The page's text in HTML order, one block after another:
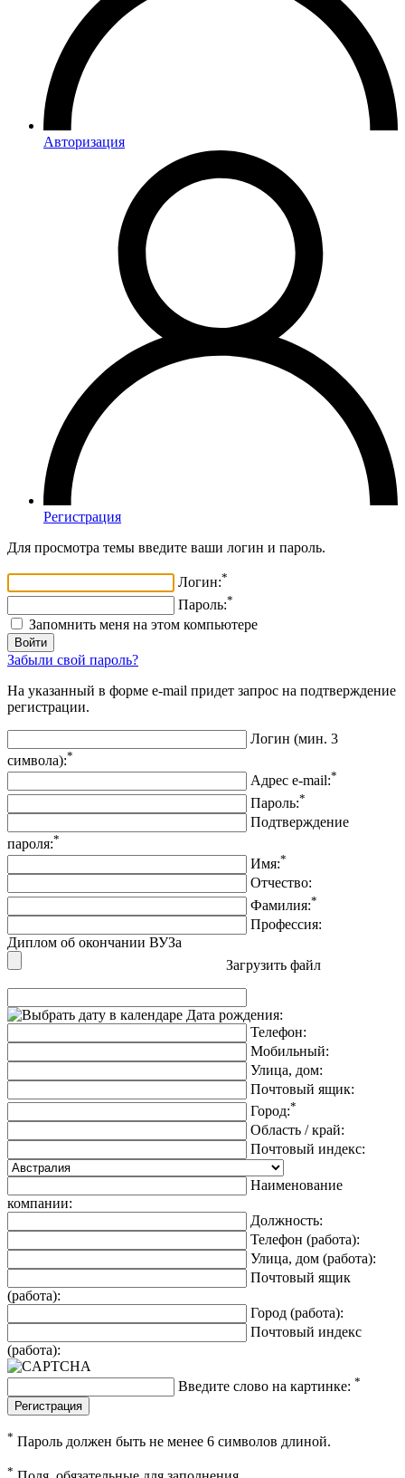
Авторизация
Регистрация
Для просмотра темы введите ваши логин и пароль.
Логин:*
Пароль:*
Запомнить меня на этом компьютере
Забыли свой пароль?
На указанный в форме e-mail придет запрос на подтверждение
регистрации.
Логин (мин. 3
символа):*
Адрес e-mail:*
Пароль:*
Подтверждение
пароля:*
Имя:*
Отчество:
Фамилия:*
Профессия:
Диплом об окончании ВУЗа
Загрузить файл
Дата рождения:
Телефон:
Мобильный:
Улица, дом:
Почтовый ящик:
Город:*
Область / край:
Почтовый индекс:
Наименование
компании:
Должность:
Телефон (работа):
Улица, дом (работа):
Почтовый ящик
(работа):
Город (работа):
Почтовый индекс
(работа):
Введите слово на картинке: *
* Пароль должен быть не менее 6 символов длиной.
*